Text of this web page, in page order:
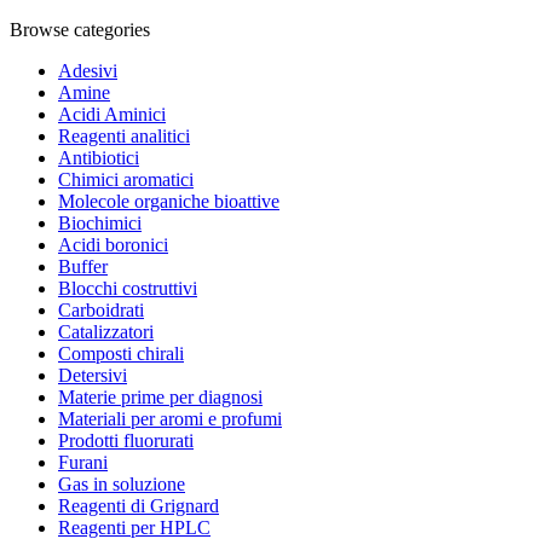
Browse categories
Adesivi
Amine
Acidi Aminici
Reagenti analitici
Antibiotici
Chimici aromatici
Molecole organiche bioattive
Biochimici
Acidi boronici
Buffer
Blocchi costruttivi
Carboidrati
Catalizzatori
Composti chirali
Detersivi
Materie prime per diagnosi
Materiali per aromi e profumi
Prodotti fluorurati
Furani
Gas in soluzione
Reagenti di Grignard
Reagenti per HPLC